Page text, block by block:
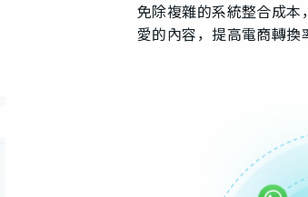
免除複雜的系統整合成
愛的內容，提高電商轉換